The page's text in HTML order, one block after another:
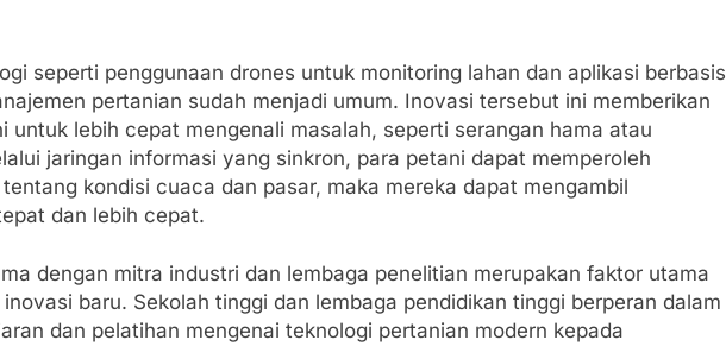
seperti penggunaan drones untuk monitoring lahan dan aplikasi berbasis
pertanian sudah menjadi umum. Inovasi tersebut ini memberikan
untuk lebih cepat mengenali masalah, seperti serangan hama atau
jaringan informasi yang sinkron, para petani dapat memperoleh
kondisi cuaca dan pasar, maka mereka dapat mengambil
dan lebih cepat.
dengan mitra industri dan lembaga penelitian merupakan faktor utama
baru. Sekolah tinggi dan lembaga pendidikan tinggi berperan dalam
dan pelatihan mengenai teknologi pertanian modern kepada